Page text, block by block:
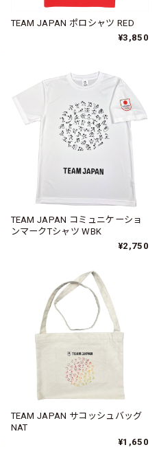
TEAM JAPAN ポロシャツ RED
¥3,850
TEAM JAPAN コミュニケーショ
ンマークTシャツ WBK
¥2,750
TEAM JAPAN サコッシュバッグ
NAT
¥1,650